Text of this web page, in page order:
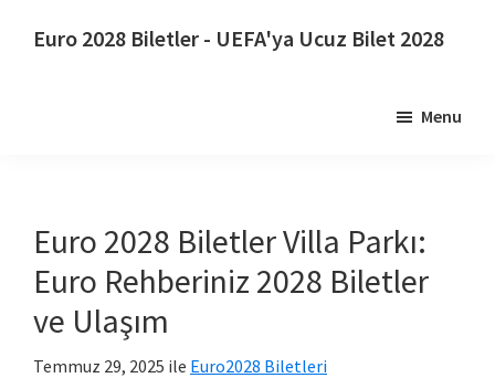
içeriğe
kenarEuro 2028 Biletler - UEFA'ya Ucuz Bilet 2028
UEFA
Avrupa
Futbol
Şampiyonası
Biletleri,
Menu
Euro 2028 Biletler Villa Parkı:
Euro Rehberiniz 2028 Biletler
ve Ulaşım
Temmuz 29, 2025 ile Euro2028 Biletleri